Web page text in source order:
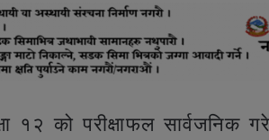
१२ को परीक्षाफल सार्वजनिक